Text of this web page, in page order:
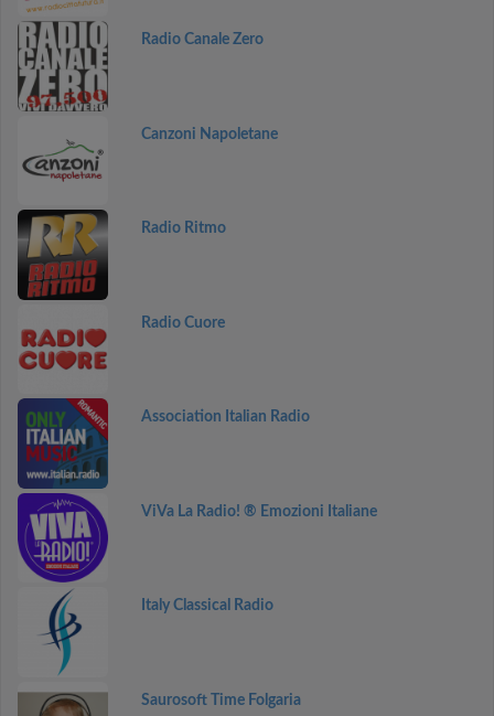
Radio Canale Zero
Canzoni Napoletane
Radio Ritmo
Radio Cuore
Association Italian Radio
ViVa La Radio! ® Emozioni Italiane
Italy Classical Radio
Saurosoft Time Folgaria